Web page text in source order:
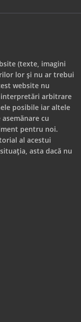
(texte, imagini
lor și nu ar trebui
website nu
arbitrare
posibile iar altele
cu
pentru noi.
al acestui
asta dacă nu